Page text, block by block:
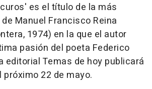
es el título de la más
Manuel Francisco Reina
1974) en la que el autor
pasión del poeta Federico
editorial Temas de hoy publicará
22 de mayo.